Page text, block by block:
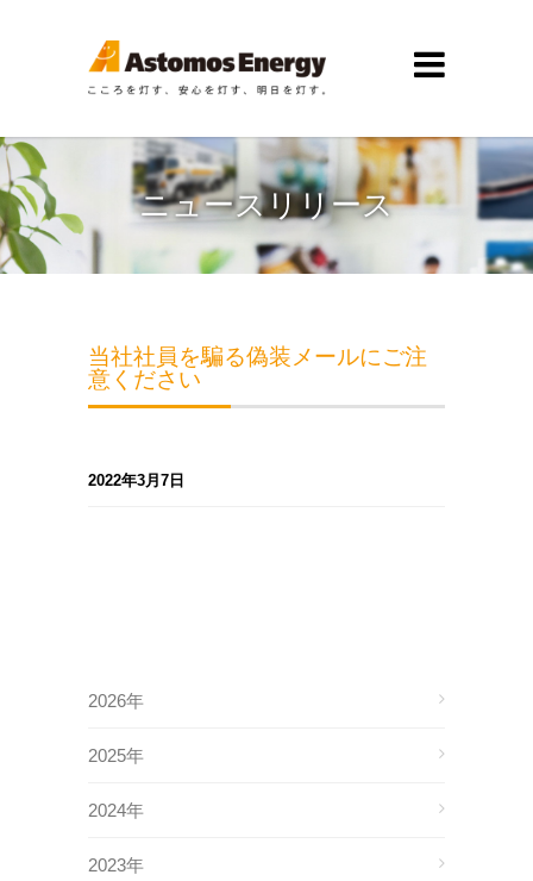
ニュースリリース
当社社員を騙る偽装メールにご注
意ください
2022年3月7日
2026年
2025年
2024年
2023年